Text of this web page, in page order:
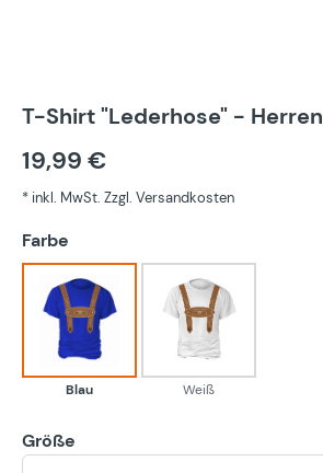
T-Shirt "Lederhose" - Herren
19,99 €
* inkl. MwSt. Zzgl. Versandkosten
Farbe
Blau
Blau
Weiß
Weiß
Größe